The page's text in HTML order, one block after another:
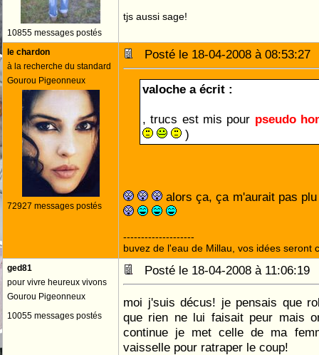
10855 messages postés
tjs aussi sage!
le chardon
à la recherche du standard
Gourou Pigeonneux
72927 messages postés
Posté le 18-04-2008 à
valoche a écrit :
, trucs est mis pour pseudo
)
alors ça, ça m'aurait pas
--------------------
buvez de l'eau de Millau, vos idées seront
ged81
pour vivre heureux vivons
Gourou Pigeonneux
10055 messages postés
Posté le 18-04-2008 à
moi j'suis décus! je pensais que
que rien ne lui faisait peur mais
continue je met celle de ma
vaisselle pour ratraper le coup!